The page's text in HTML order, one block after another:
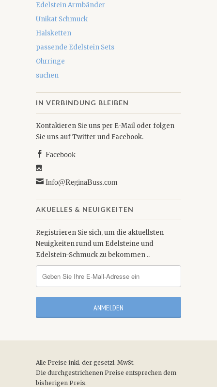
Edelstein Armbänder
Unikat Schmuck
Halsketten
passende Edelstein Sets
Ohrringe
suchen
IN VERBINDUNG BLEIBEN
Kontakieren Sie uns per E-Mail oder folgen
Sie uns auf Twitter und Facebook.
Facebook
Info@ReginaBuss.com
AKUELLES & NEUIGKEITEN
Registrieren Sie sich, um die aktuellsten
Neuigkeiten rund um Edelsteine und
Edelstein-Schmuck zu bekommen ..
Alle Preise inkl. der gesetzl. MwSt.
Die durchgestrichenen Preise entsprechen dem
bisherigen Preis.